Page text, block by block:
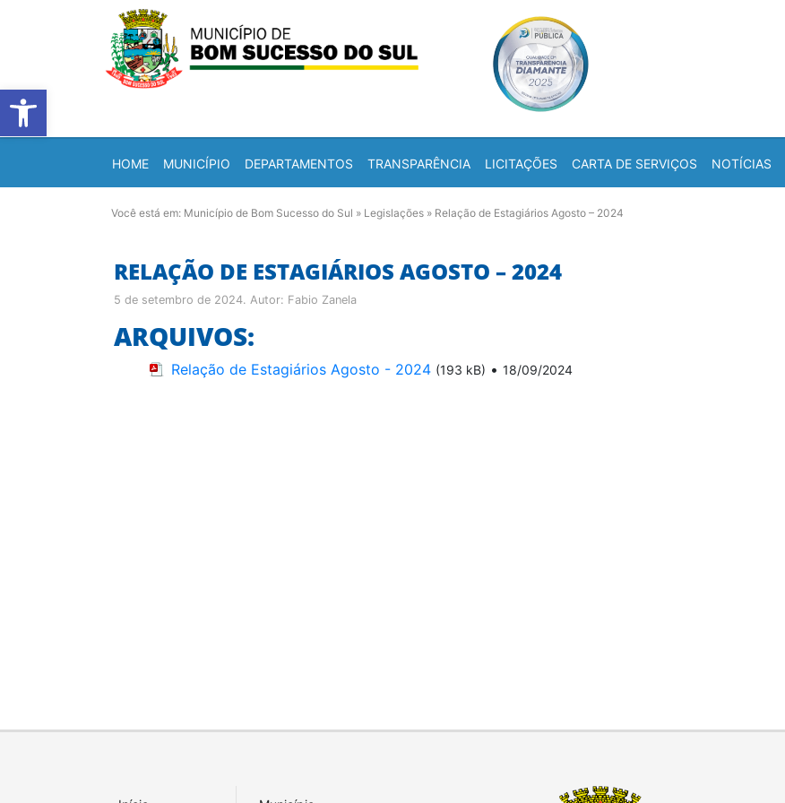
Barra de Ferramentas Aberta
HOME MUNICÍPIO DEPARTAMENTOS TRANSPARÊNCIA LICITAÇÕES CARTA DE SERVIÇOS NOTÍCIAS
Você está em: Município de Bom Sucesso do Sul » Legislações » Relação de Estagiários Agosto – 2024
RELAÇÃO DE ESTAGIÁRIOS AGOSTO – 2024
5 de setembro de 2024. Autor: Fabio Zanela
ARQUIVOS:
Relação de Estagiários Agosto - 2024 (193 kB) • 18/09/2024